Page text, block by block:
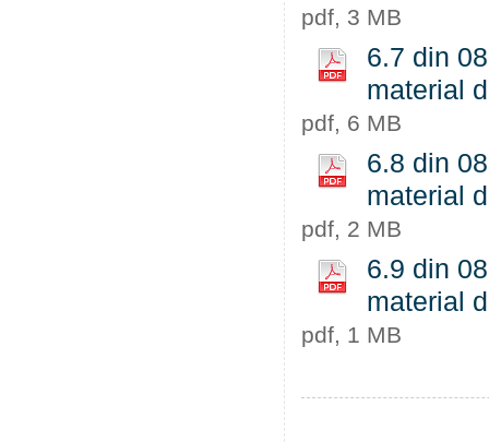
pdf, 3 MB
6.7 din
material
pdf, 6 MB
6.8 din
material
pdf, 2 MB
6.9 din
material
pdf, 1 MB